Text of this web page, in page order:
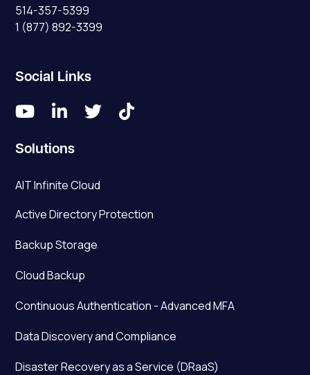
514-357-5399
1 (877) 892-3399
Social Links
   
Solutions
AIT Infinite Cloud
Active Directory Protection
Backup Storage
Cloud Backup
Continuous Authentication - Advanced MFA
Data Discovery and Compliance
Disaster Recovery as a Service (DRaaS)